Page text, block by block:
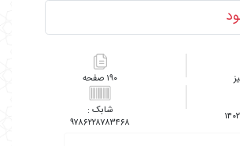
۱۹۰
۱۴۰۲ ۹۷۸۶۲۲۸۷۸۳۴۶۸